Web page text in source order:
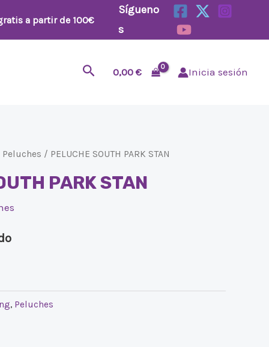
a partir de 100€
Sígueno
s
Buscar0,00 € Inicia sesión
Peluches / PELUCHE SOUTH PARK STAN
PARK STAN
, Peluches